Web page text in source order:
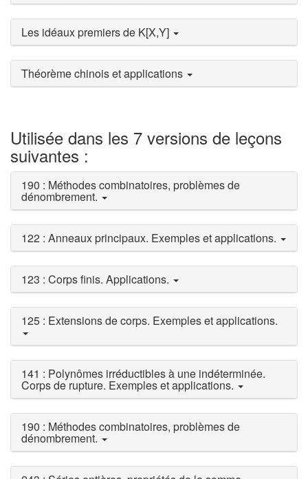
Les idéaux premiers de K[X,Y]
Théorème chinois et applications
Utilisée dans les 7 versions de leçons
suivantes :
190 : Méthodes combinatoires, problèmes de
dénombrement.
122 : Anneaux principaux. Exemples et applications.
123 : Corps finis. Applications.
125 : Extensions de corps. Exemples et applications.
141 : Polynômes irréductibles à une indéterminée.
Corps de rupture. Exemples et applications.
190 : Méthodes combinatoires, problèmes de
dénombrement.